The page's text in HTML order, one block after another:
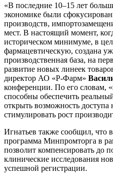
«В последние 10–15 лет
экономике были
производств,
мест. В настоящий момент,
историческом минимуме, в
фармацевтическую, создана
производственная база, на
развитие новых линеек
директор АО «Р-Фарм»
конференции. По его словам,
способны обеспечить
открыть возможность
стимулировать рост
Игнатьев также сообщил, что
программа Минпромторга в
позволит компенсировать до
клинические исследования
успешной регистрации.